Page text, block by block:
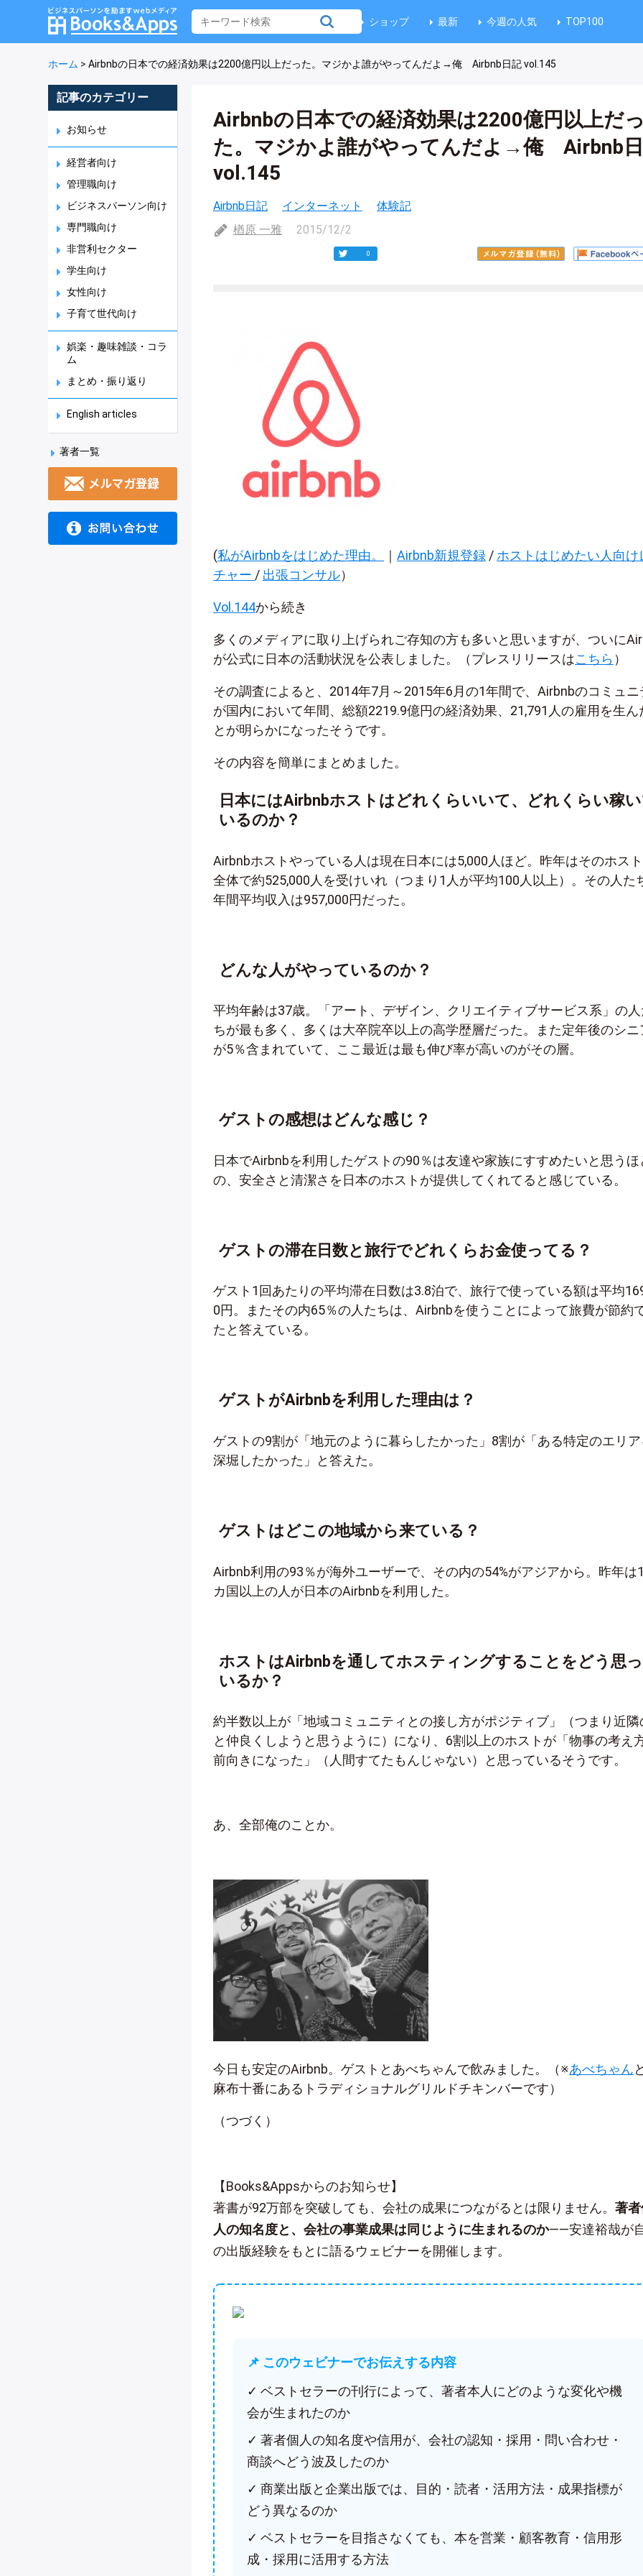
ショップ 最新 今週の人気 TOP100
ホーム > Airbnbの日本での経済効果は2200億円以上だった。マジかよ誰がやってんだよ→俺 Airbnb日記 vol.145
記事のカテゴリー
お知らせ
経営者向け
管理職向け
ビジネスパーソン向け
専門職向け
非営利セクター
学生向け
女性向け
子育て世代向け
娯楽・趣味雑談・コラ
ム
まとめ・振り返り
English articles
著者一覧
Airbnbの日本での経済効果は2200億円以上だっ
た。マジかよ誰がやってんだよ→俺 Airbnb
vol.145
Airbnb日記 インターネット
体験記
楢原 一雅
2015/12/2
0
(私がAirbnbをはじめた理由。 ｜ Airbnb新規登録 / ホストはじめたい人向け
チャー / 出張コンサル）
Vol.144から続き
多くのメディアに取り上げられご存知の方も多いと思いますが、ついに
が公式に日本の活動状況を公表しました。（プレスリリースはこちら ）
その調査によると、2014年7月～2015年6月の1年間で、Airbnbのコミュニ
が国内において年間、総額2219.9億円の経済効果、21,791人の雇用を生ん
とが明らかになったそうです。
その内容を簡単にまとめました。
日本にはAirbnbホストはどれくらいいて、どれくらい稼
いるのか？
Airbnbホストやっている人は現在日本には5,000人ほど。昨年はそのホス
全体で約525,000人を受けいれ（つまり1人が平均100人以上）。その人た
年間平均収入は957,000円だった。
どんな人がやっているのか？
平均年齢は37歳。「アート、デザイン、クリエイティブサービス系」の人
ちが最も多く、多くは大卒院卒以上の高学歴層だった。また定年後のシニ
が5％含まれていて、ここ最近は最も伸び率が高いのがその層。
ゲストの感想はどんな感じ？
日本でAirbnbを利用したゲストの90％は友達や家族にすすめたいと思うほ
の、安全さと清潔さを日本のホストが提供してくれてると感じている。
ゲストの滞在日数と旅行でどれくらお金使ってる？
ゲスト1回あたりの平均滞在日数は3.8泊で、旅行で使っている額は平均
0円。またその内65％の人たちは、Airbnbを使うことによって旅費が節約
たと答えている。
ゲストがAirbnbを利用した理由は？
ゲストの9割が「地元のように暮らしたかった」8割が「ある特定のエリア
深堀したかった」と答えた。
ゲストはどこの地域から来ている？
Airbnb利用の93％が海外ユーザーで、その内の54%がアジアから。昨年は
カ国以上の人が日本のAirbnbを利用した。
ホストはAirbnbを通してホスティングすることをどう思
いるか？
約半数以上が「地域コミュニティとの接し方がポジティブ」（つまり近隣
と仲良くしようと思うように）になり、6割以上のホストが「物事の考え
前向きになった」（人間すてたもんじゃない）と思っているそうです。
あ、全部俺のことか。
今日も安定のAirbnb。ゲストとあべちゃんで飲みました。（※あべちゃん
麻布十番にあるトラディショナルグリルドチキンバーです）
（つづく）
【Books&Appsからのお知らせ】
著書が92万部を突破しても、会社の成果につながるとは限りません。 著者
人の知名度と、会社の事業成果は同じように生まれるのか——安達裕哉が
の出版経験をもとに語るウェビナーを開催します。
📌 このウェビナーでお伝えする内容
✓ ベストセラーの刊行によって、著者本人にどのような変化や機
会が生まれたのか
✓ 著者個人の知名度や信用が、会社の認知・採用・問い合わせ・
商談へどう波及したのか
✓ 商業出版と企業出版では、目的・読者・活用方法・成果指標が
どう異なるのか
✓ ベストセラーを目指さなくても、本を営業・顧客教育・信用形
成・採用に活用する方法